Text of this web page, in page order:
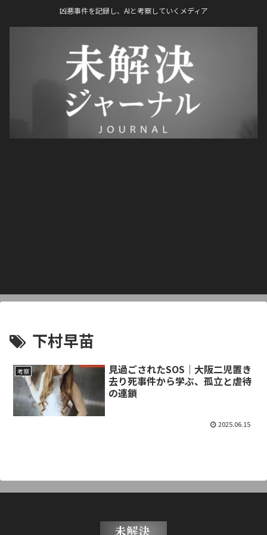
凶悪事件を記録し、AIと考察していくメディア
下村早苗
考察
見過ごされたSOS｜大阪二児置き
去り死事件から学ぶ、孤立と虐待
の連鎖
2025.06.15